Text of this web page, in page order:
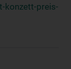
konzett-preis-